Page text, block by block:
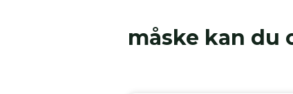
måske kan du